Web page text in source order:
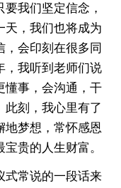
我们坚定信念，
天，我们也将成为
会印刻在很多同
，我听到老师们说
懂事，会沟通，干
此刻，我心里有了
地梦想，常怀感恩
贵的人生财富。
式常说的一段话来